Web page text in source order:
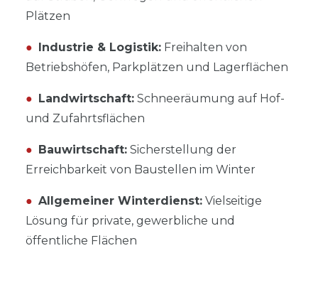
Plätzen
● Industrie & Logistik: Freihalten von
Betriebshöfen, Parkplätzen und Lagerflächen
● Landwirtschaft: Schneeräumung auf Hof-
und Zufahrtsflächen
● Bauwirtschaft: Sicherstellung der
Erreichbarkeit von Baustellen im Winter
● Allgemeiner Winterdienst: Vielseitige
Lösung für private, gewerbliche und
öffentliche Flächen